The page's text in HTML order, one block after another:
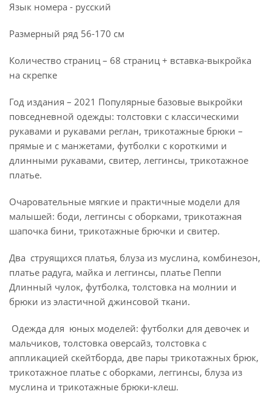
Язык номера - русский
Размерный ряд 56-170 см
Количество страниц – 68 страниц + вставка-выкройка
на скрепке
Год издания – 2021 Популярные базовые выкройки
повседневной одежды: толстовки с классическими
рукавами и рукавами реглан, трикотажные брюки –
прямые и с манжетами, футболки с короткими и
длинными рукавами, свитер, леггинсы, трикотажное
платье.
Очаровательные мягкие и практичные модели для
малышей: боди, леггинсы с оборками, трикотажная
шапочка бини, трикотажные брючки и свитер.
Два струящихся платья, блуза из муслина, комбинезон,
платье радуга, майка и леггинсы, платье Пеппи
Длинный чулок, футболка, толстовка на молнии и
брюки из эластичной джинсовой ткани.
Одежда для юных моделей: футболки для девочек и
мальчиков, толстовка оверсайз, толстовка с
аппликацией скейтборда, две пары трикотажных брюк,
трикотажное платье с оборками, леггинсы, блуза из
муслина и трикотажные брюки-клеш.